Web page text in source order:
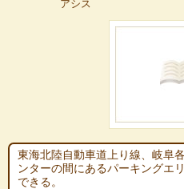
アシス
東海北陸自動車道上り線、岐阜
ンターの間にあるパーキングエ
できる。